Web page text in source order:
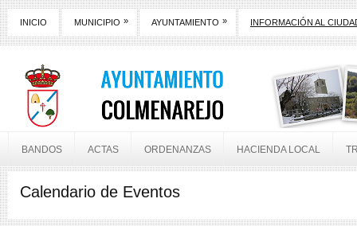
INICIO MUNICIPIO » AYUNTAMIENTO » INFORMACIÓN AL
BANDOS ACTAS ORDENANZAS HACIENDA LOCAL
Calendario de Eventos